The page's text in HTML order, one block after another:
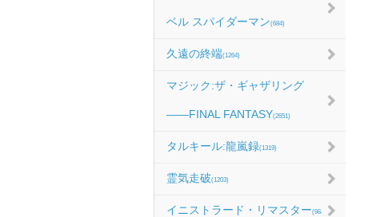
ベル スパイダーマン(684)
久遠の終端(1264)
マジック:ザ・ギャザリング
――FINAL FANTASY(2651)
タルキール:龍嵐録(1319)
霊気走破(1203)
イニストラード・リマスター(984)